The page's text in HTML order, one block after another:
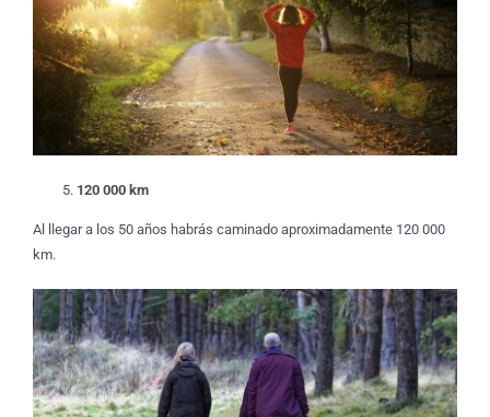
120 000 km
Al llegar a los 50 años habrás caminado aproximadamente 120 000
km.